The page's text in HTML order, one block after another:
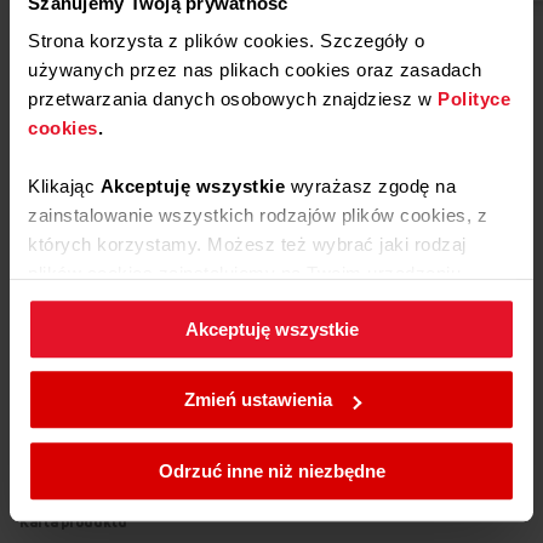
Strona korzysta z plików cookies. Szczegóły o
używanych przez nas plikach cookies oraz zasadach
przetwarzania danych osobowych znajdziesz w Polityce
cookies.
Klikając Akceptuję wszystkie wyrażasz zgodę na
zainstalowanie wszystkich rodzajów plików cookies, z
których korzystamy. Możesz też wybrać jaki rodzaj
klikającZmień ustawienia.
W każdej chwili możesz zmienić wybrane przez Ciebie
ustawienia plików cookies wchodząc w zakładkę
Akceptuję wszystkie
Zmień ustawienia
Odrzuć inne niż niezbędne
Plikido pobrania
Etykieta energetyczna
Karta produktu